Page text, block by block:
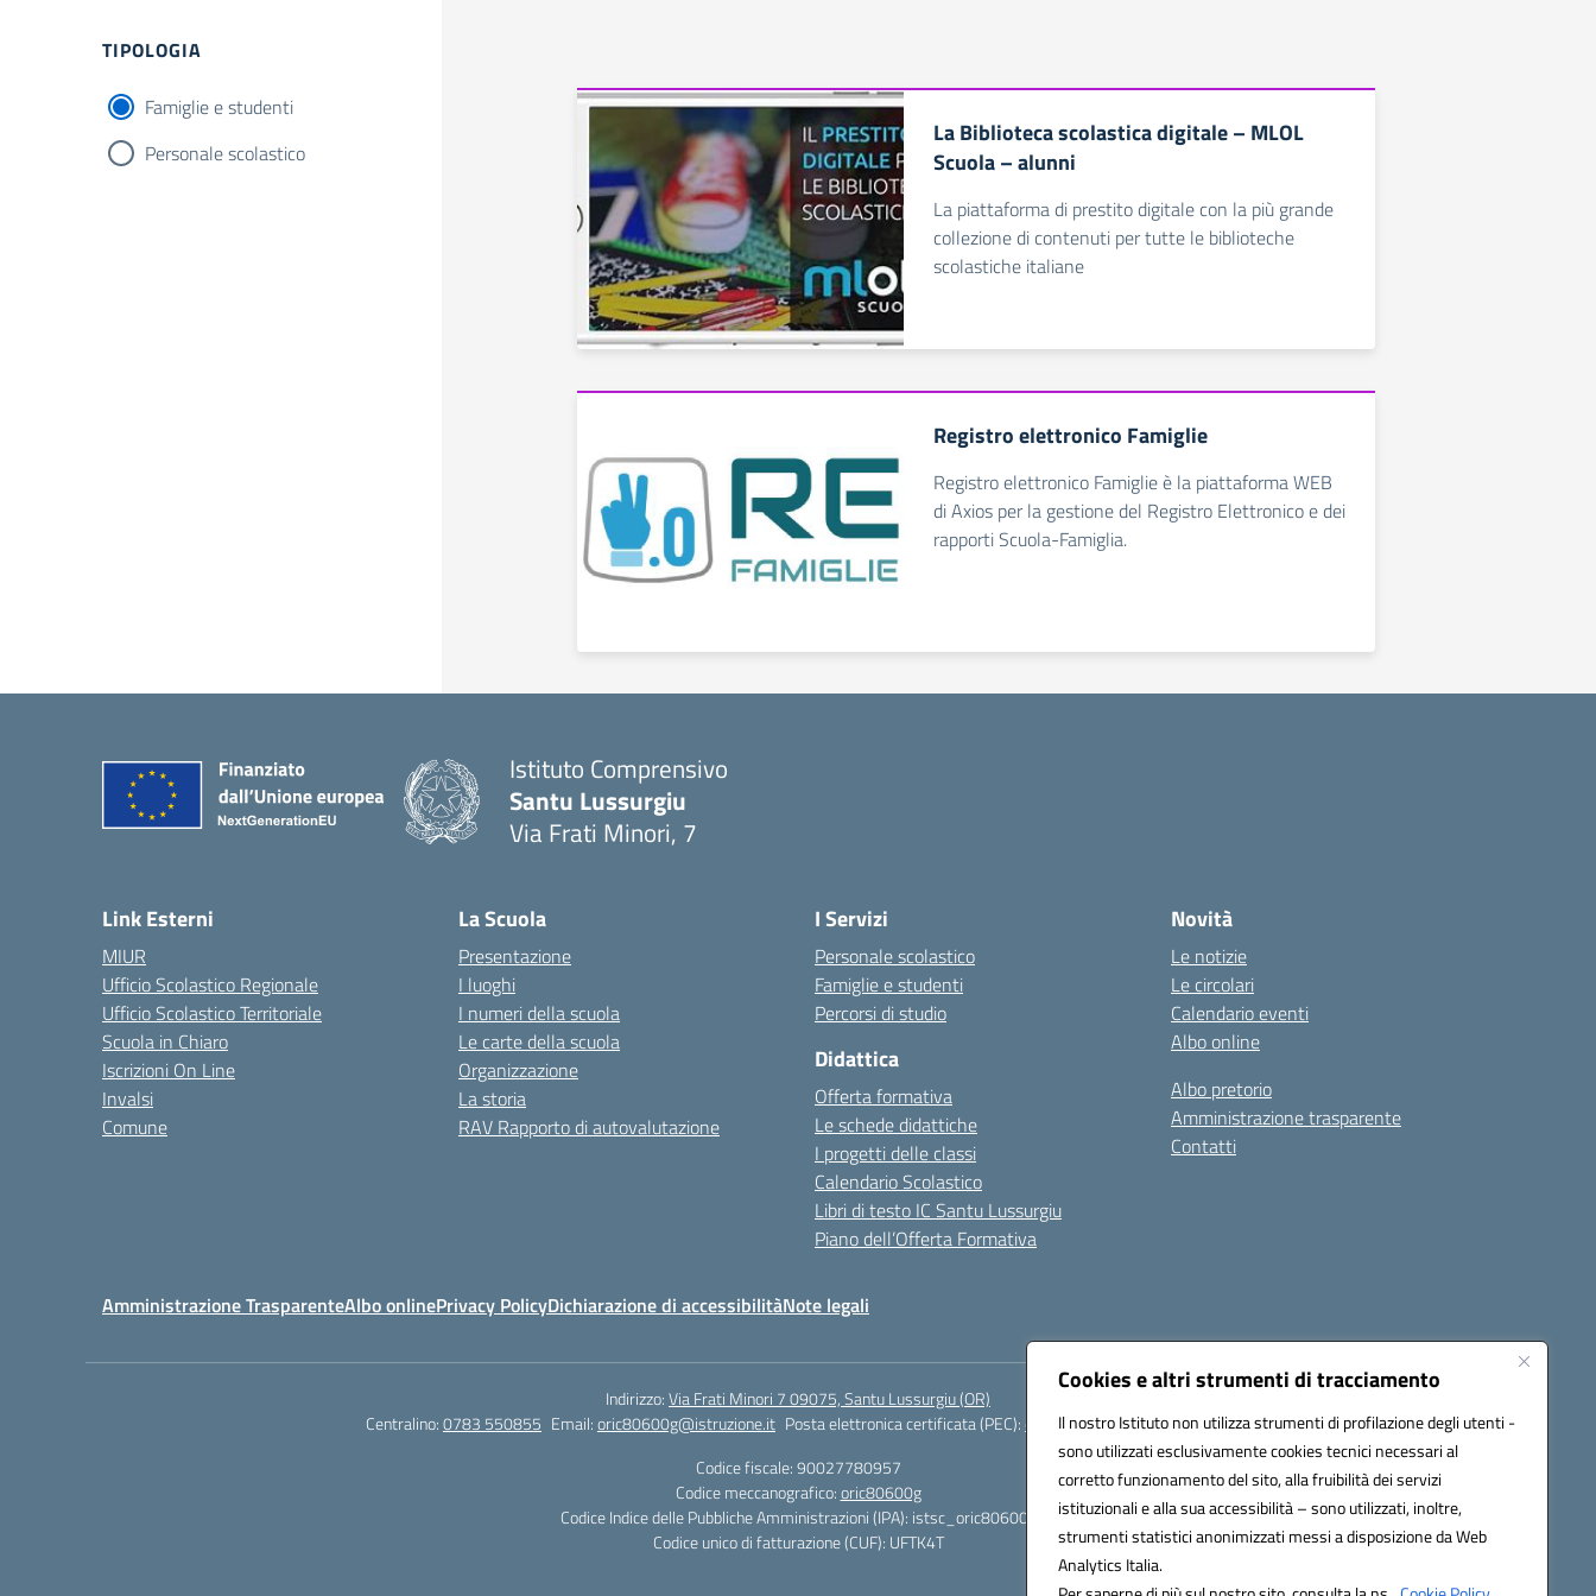
Cookies e altri strumenti di tracciamento
Il nostro Istituto non utilizza strumenti di profilazione degli utenti -
sono utilizzati esclusivamente cookies tecnici necessari al
corretto funzionamento del sito, alla fruibilità dei servizi
istituzionali e alla sua accessibilità – sono utilizzati, inoltre,
strumenti statistici anonimizzati messi a disposizione da Web
Analytics Italia.
Filtri
TIPOLOGIA
Famiglie e studenti
Personale scolastico
La Biblioteca scolastica digitale – MLOL
Scuola – alunni
La piattaforma di prestito digitale con la più grande
collezione di contenuti per tutte le biblioteche
scolastiche italiane
Registro elettronico Famiglie
Registro elettronico Famiglie è la piattaforma WEB
di Axios per la gestione del Registro Elettronico e dei
rapporti Scuola-Famiglia.
Istituto Comprensivo
Santu Lussurgiu
Via Frati Minori, 7
Link Esterni
MIUR
Ufficio Scolastico Regionale
Ufficio Scolastico Territoriale
Scuola in Chiaro
Iscrizioni On Line
Invalsi
Comune
La Scuola
Presentazione
I luoghi
I numeri della scuola
Le carte della scuola
Organizzazione
La storia
RAV Rapporto di autovalutazione
I Servizi
Personale scolastico
Famiglie e studenti
Percorsi di studio
Didattica
Offerta formativa
Le schede didattiche
I progetti delle classi
Calendario Scolastico
Libri di testo IC Santu Lussurgiu
Piano dell’Offerta Formativa
Novità
Le notizie
Le circolari
Calendario eventi
Albo online
Albo pretorio
Amministrazione trasparente
Contatti
Amministrazione TrasparenteAlbo onlinePrivacy PolicyDichiarazione di accessibilitàNote legali
Indirizzo:Via Frati Minori 7 09075, Santu Lussurgiu (OR)
Centralino:0783 550855 Email:oric80600g@istruzione.it Posta elettronica certificata (PEC):oric80600g@pec.istruzione.it
Codice fiscale: 90027780957
Codice meccanografico:oric80600g
Codice Indice delle Pubbliche Amministrazioni (IPA): istsc_oric80600g
Codice unico di fatturazione (CUF): UFTK4T